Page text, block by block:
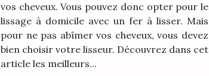
vos cheveux. Vous pouvez donc opter pour le
lissage à domicile avec un fer à lisser. Mais
pour ne pas abîmer vos cheveux, vous devez
bien choisir votre lisseur. Découvrez dans cet
article les meilleurs...